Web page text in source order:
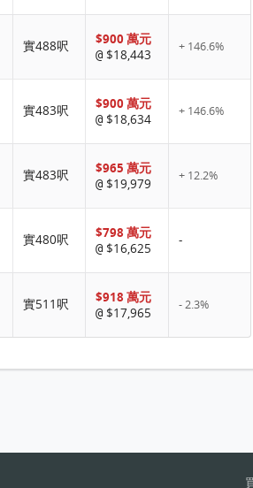
實488呎 $900 萬元
@ $18,443
+ 146.6%
實483呎 $900 萬元
@ $18,634
+ 146.6%
實483呎 $965 萬元
@ $19,979
+ 12.2%
實480呎 $798 萬元
@ $16,625
-
實511呎 $918 萬元
@ $17,965
- 2.3%